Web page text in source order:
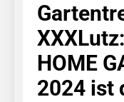
HOME
2024 ist